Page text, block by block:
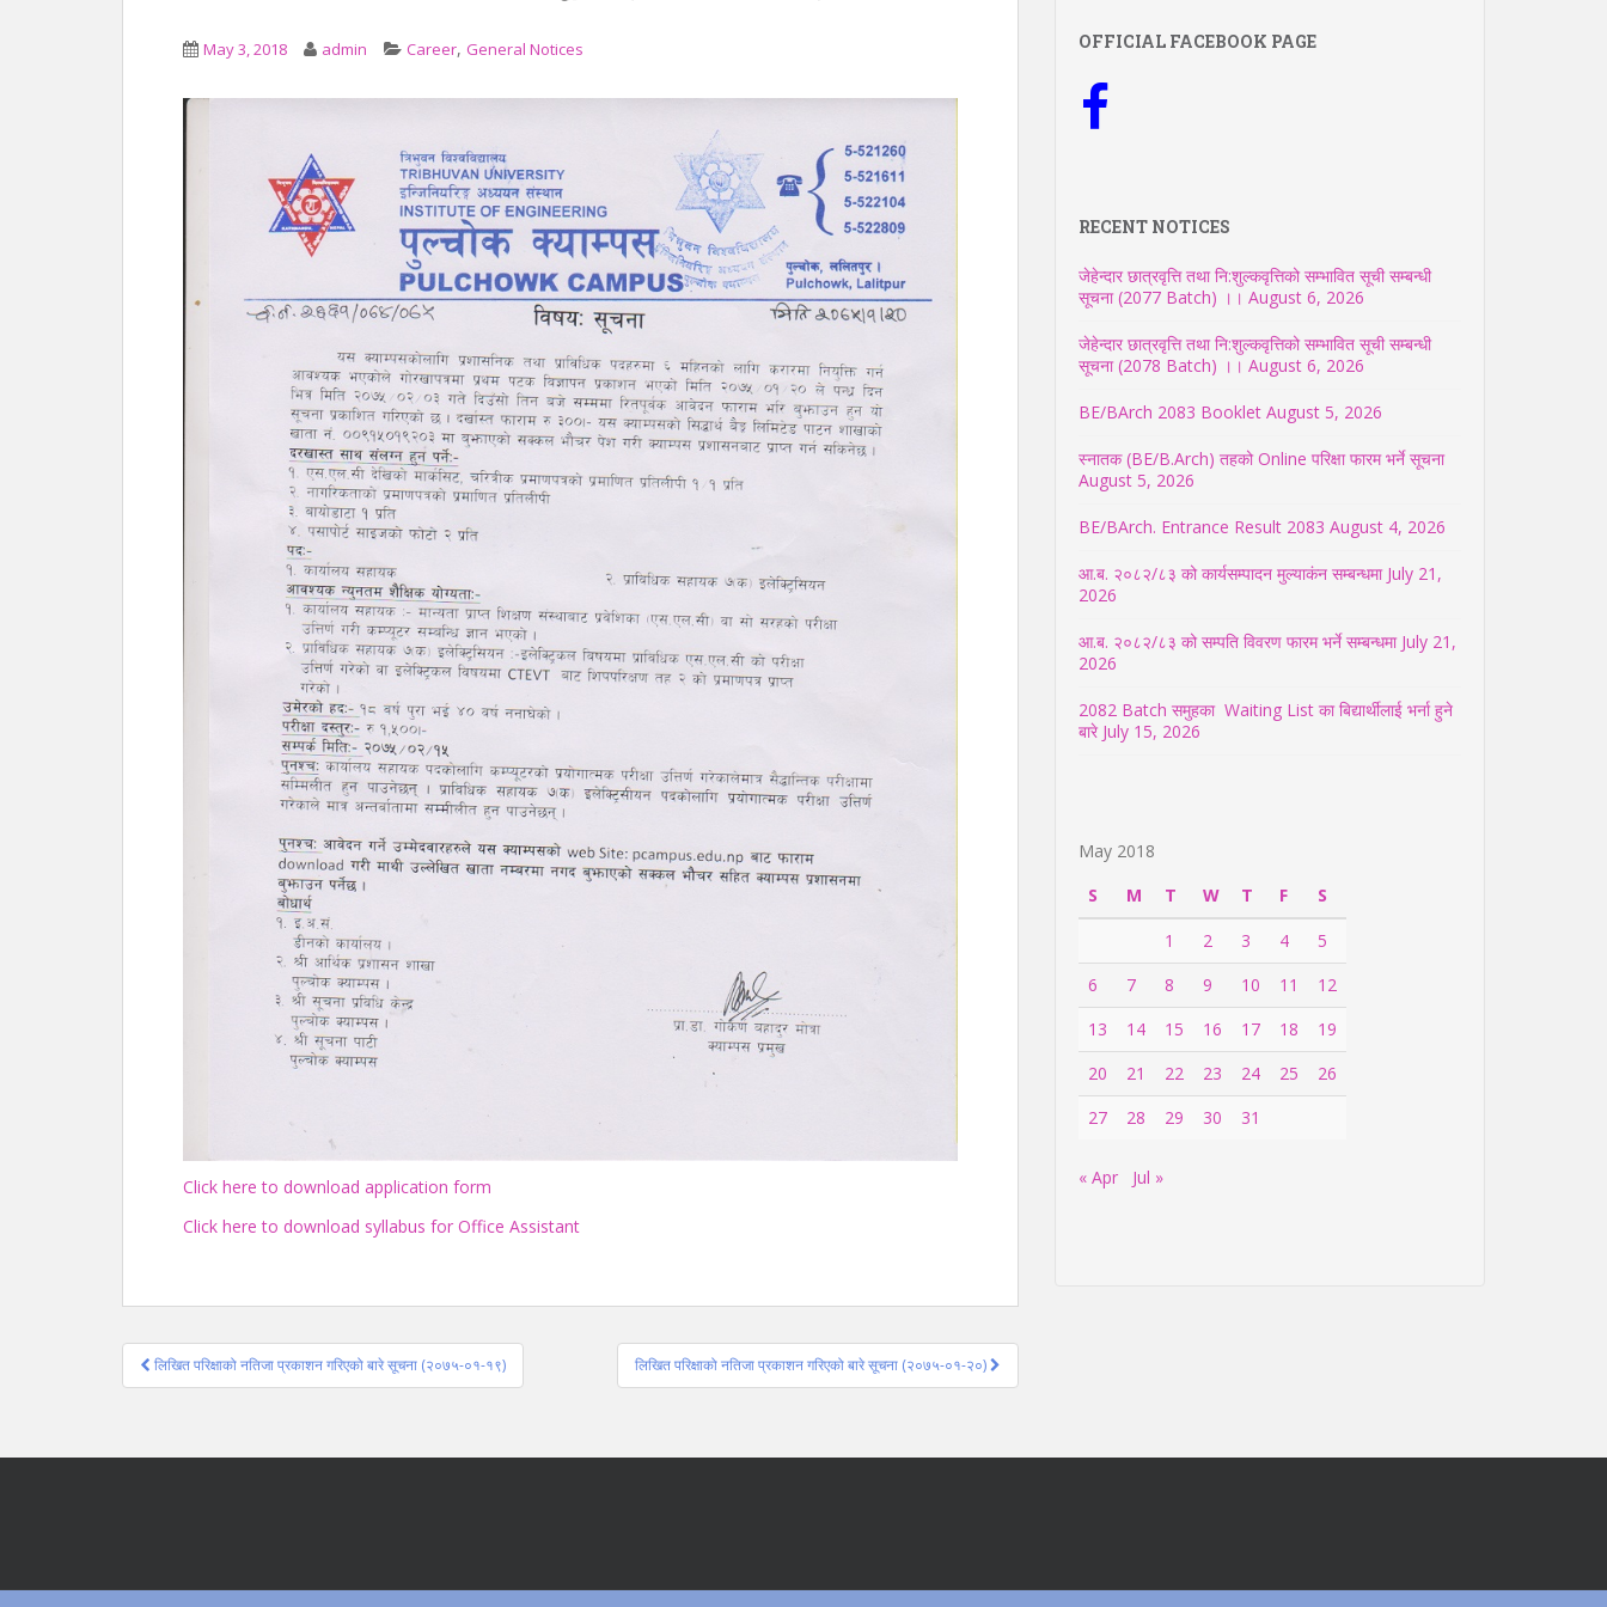
May 3, 2018 admin Career, General Notices
Click here to download application form
Click here to download syllabus for Office Assistant
Post
navigation
लिखित परिक्षाको नतिजा प्रकाशन गरिएको बारे सूचना (२०७५-०१-१९) लिखित परिक्षाको नतिजा प्रकाशन गरिएको बारे सूचना (२०७५-०१-२०)
OFFICIAL FACEBOOK PAGE
RECENT NOTICES
जेहेन्दार छात्रवृत्ति तथा नि:शुल्कवृत्तिको सम्भावित सूची सम्बन्धी
सूचना (2077 Batch) ।। August 6, 2026
जेहेन्दार छात्रवृत्ति तथा नि:शुल्कवृत्तिको सम्भावित सूची सम्बन्धी
सूचना (2078 Batch) ।। August 6, 2026
BE/BArch 2083 Booklet August 5, 2026
स्नातक (BE/B.Arch) तहको Online परिक्षा फारम भर्ने सूचना
August 5, 2026
BE/BArch. Entrance Result 2083 August 4, 2026
आ.ब. २०८२/८३ को कार्यसम्पादन मुल्याकंन सम्बन्धमा July 21,
2026
आ.ब. २०८२/८३ को सम्पति विवरण फारम भर्ने सम्बन्धमा July 21,
2026
2082 Batch समुहका Waiting List का बिद्यार्थीलाई भर्ना हुने
बारे July 15, 2026
May 2018
S
M T W T F
S
1
2 3 4
5
6
7 8 9 10 11
12
13
14 15 16 17 18
19
20
21 22 23 24 25
26
27
28 29 30 31
« Apr Jul »